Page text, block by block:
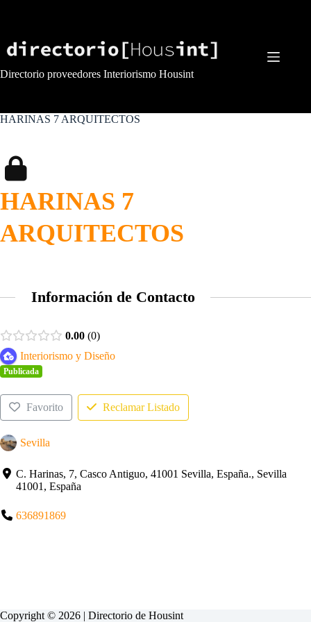
Directorio proveedores Interiorismo Housint
HARINAS 7 ARQUITECTOS
HARINAS 7
ARQUITECTOS
Información de Contacto
0.00 0
Interiorismo y Diseño
Publicada
Favorito Reclamar Listado
Sevilla
C. Harinas, 7, Casco Antiguo, 41001 Sevilla, España., Sevilla
41001, España
636891869
Copyright © 2026 | Directorio de Housint